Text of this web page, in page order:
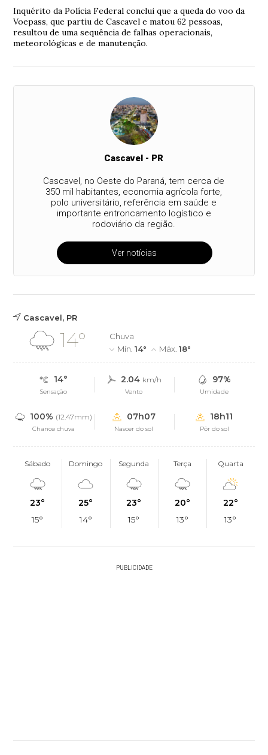
Inquérito da Polícia Federal conclui que a queda do voo da
Voepass, que partiu de Cascavel e matou 62 pessoas,
resultou de uma sequência de falhas operacionais,
meteorológicas e de manutenção.
Cascavel - PR
Cascavel, no Oeste do Paraná, tem cerca de
350 mil habitantes, economia agrícola forte,
polo universitário, referência em saúde e
importante entroncamento logístico e
rodoviário da região.
Ver notícias
Cascavel, PR
14°
Chuva
Mín.14° Máx.18°
14°
Sensação
2.04 km/h
Vento
97%
Umidade
100% (12.47mm)
Chance chuva
07h07
Nascer do sol
18h11
Pôr do sol
Sábado
23°
15°
Domingo
25°
14°
Segunda
23°
15°
Terça
20°
13°
Quarta
22°
13°
PUBLICIDADE